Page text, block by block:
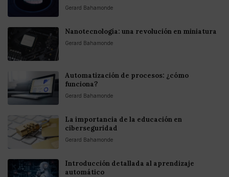
Gerard Bahamonde
Nanotecnología: una revolución en miniatura
Gerard Bahamonde
Automatización de procesos: ¿cómo
funciona?
Gerard Bahamonde
La importancia de la educación en
ciberseguridad
Gerard Bahamonde
Introducción detallada al aprendizaje
automático